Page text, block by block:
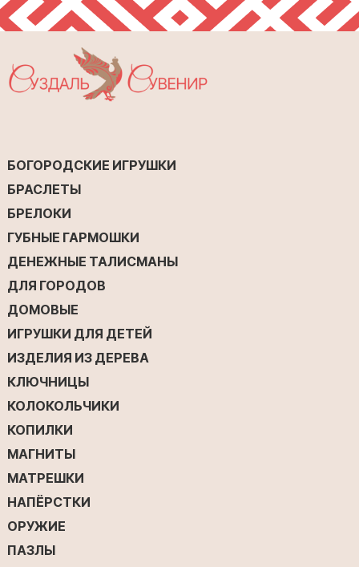
БОГОРОДСКИЕ ИГРУШКИ
БРАСЛЕТЫ
БРЕЛОКИ
ГУБНЫЕ ГАРМОШКИ
ДЕНЕЖНЫЕ ТАЛИСМАНЫ
ДЛЯ ГОРОДОВ
ДОМОВЫЕ
ИГРУШКИ ДЛЯ ДЕТЕЙ
ИЗДЕЛИЯ ИЗ ДЕРЕВА
КЛЮЧНИЦЫ
КОЛОКОЛЬЧИКИ
КОПИЛКИ
МАГНИТЫ
МАТРЕШКИ
НАПЁРСТКИ
ОРУЖИЕ
ПАЗЛЫ